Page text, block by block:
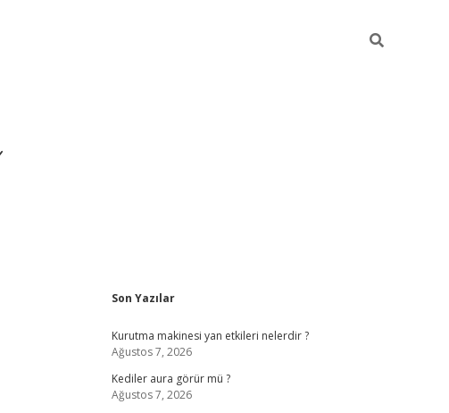
Sidebar
Son Yazılar
Kurutma makinesi yan etkileri nelerdir ?
Ağustos 7, 2026
Kediler aura görür mü ?
Ağustos 7, 2026
betcipiabellacasino sitesi